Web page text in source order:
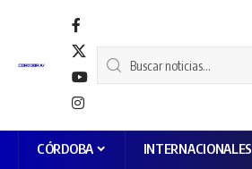
CÓRDOBA INTERNACIONALES